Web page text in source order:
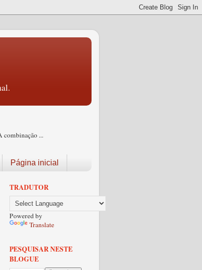
combinação ...
Página inicial
TRADUTOR
Powered by
Translate
PESQUISAR NESTE
BLOGUE